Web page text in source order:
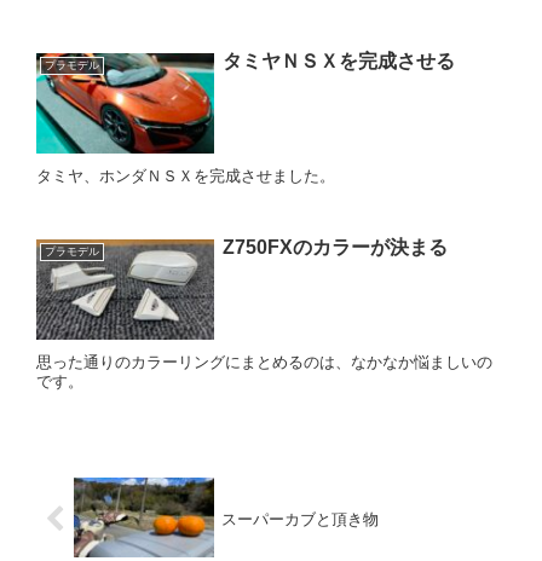
プラモデル タミヤＮＳＸを完成させる
タミヤ、ホンダＮＳＸを完成させました。
プラモデル Z750FXのカラーが決まる
思った通りのカラーリングにまとめるのは、なかなか悩ましいの
です。
スーパーカブと頂き物